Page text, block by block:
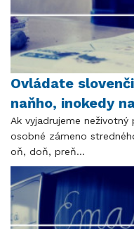
Ovládate
naňho, inokedy
Ak vyjadrujeme
osobné zámeno
oň, doň, preň...